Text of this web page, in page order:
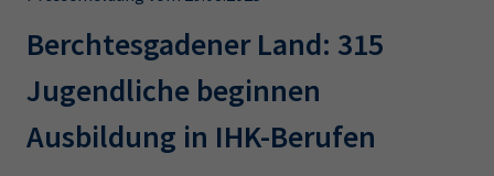
Leichte Sprache
IHK regional
Karriere
AdA
34d
Prüfungstermine
Wirtschaftsfachwirt
34f
Negativerklärung
Sachkundeprüfung
Berichtsheft
34i
Betriebswirt Prüfbericht
Berchtesgadener Land: 315
Jugendliche beginnen
Ausbildung in IHK-Berufen